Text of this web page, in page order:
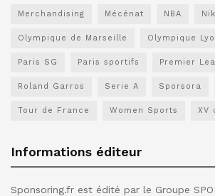
Merchandising Mécénat NBA
Olympique de Marseille Olympique
Paris SG Paris sportifs Premier
Roland Garros Serie A Sporsora
Tour de France Women Sports XV
Informations éditeur
Sponsoring.fr est édité par le Groupe